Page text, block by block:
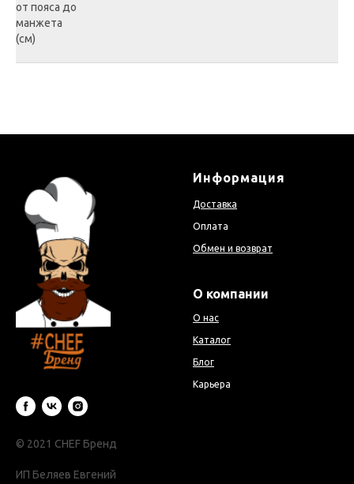
от пояса до
манжета
(см)
© 2021 CHEF Бренд
ИП Беляев Евгений
Информация
Доставка
Оплата
Обмен и возврат
О компании
О нас
Каталог
Блог
Карьера